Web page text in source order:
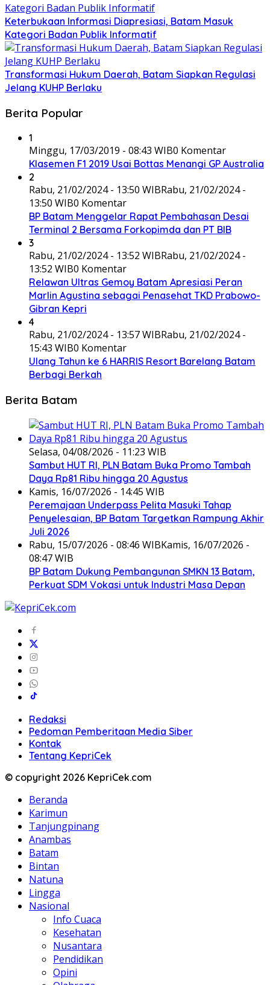
Keterbukaan Informasi Diapresiasi, Batam Masuk
Kategori Badan Publik Informatif
Transformasi Hukum Daerah, Batam Siapkan Regulasi
Jelang KUHP Berlaku
Berita Popular
1
Minggu, 17/03/2019 - 08:43 WIB0 Komentar
Klasemen F1 2019 Usai Bottas Menangi GP Australia
2
Rabu, 21/02/2024 - 13:50 WIBRabu, 21/02/2024 -
13:50 WIB0 Komentar
BP Batam Menggelar Rapat Pembahasan Desai
Terminal 2 Bersama Forkopimda dan PT BIB
3
Rabu, 21/02/2024 - 13:52 WIBRabu, 21/02/2024 -
13:52 WIB0 Komentar
Relawan Ultras Gemoy Batam Apresiasi Peran
Marlin Agustina sebagai Penasehat TKD Prabowo-
Gibran Kepri
4
Rabu, 21/02/2024 - 13:57 WIBRabu, 21/02/2024 -
15:43 WIB0 Komentar
Ulang Tahun ke 6 HARRIS Resort Barelang Batam
Berbagi Berkah
Berita Batam
Selasa, 04/08/2026 - 11:23 WIB
Sambut HUT RI, PLN Batam Buka Promo Tambah
Daya Rp81 Ribu hingga 20 Agustus
Kamis, 16/07/2026 - 14:45 WIB
Peremajaan Underpass Pelita Masuki Tahap
Penyelesaian, BP Batam Targetkan Rampung Akhir
Juli 2026
Rabu, 15/07/2026 - 08:46 WIBKamis, 16/07/2026 -
08:47 WIB
BP Batam Dukung Pembangunan SMKN 13 Batam,
Perkuat SDM Vokasi untuk Industri Masa Depan
Redaksi
Pedoman Pemberitaan Media Siber
Kontak
Tentang KepriCek
© copyright 2026 KepriCek.com
Beranda
Karimun
Tanjungpinang
Anambas
Batam
Bintan
Natuna
Lingga
Nasional
Info Cuaca
Kesehatan
Nusantara
Pendidikan
Opini